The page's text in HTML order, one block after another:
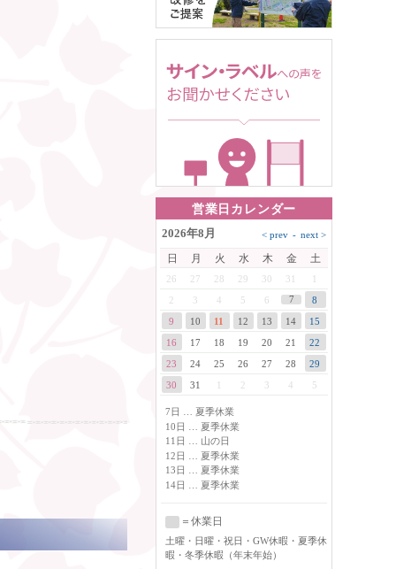
営業日カレンダー
2026年8月
日 月 火 水 木 金 土
26 27 28 29 30 31
1
3 4 5 6 7
8
9
10 11 12 13 14
15
16
17 18 19 20 21
22
23
24 25 26 27 28
29
30
31 1 3 4 5
7日 … 夏季休業
10日 … 夏季休業
11日 … 山の日
12日 … 夏季休業
13日 … 夏季休業
14日 … 夏季休業
＝休業日
土曜・日曜・祝日・GW休暇・夏季休
暇・冬季休暇（年末年始）